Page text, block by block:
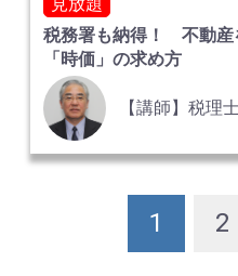
税務署も納得！ 不動産
「時価」の求め方
【講師】税
1 2